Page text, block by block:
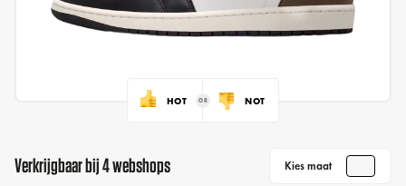
HOT NOT
Verkrijgbaar bij 4 webshops Kies maat